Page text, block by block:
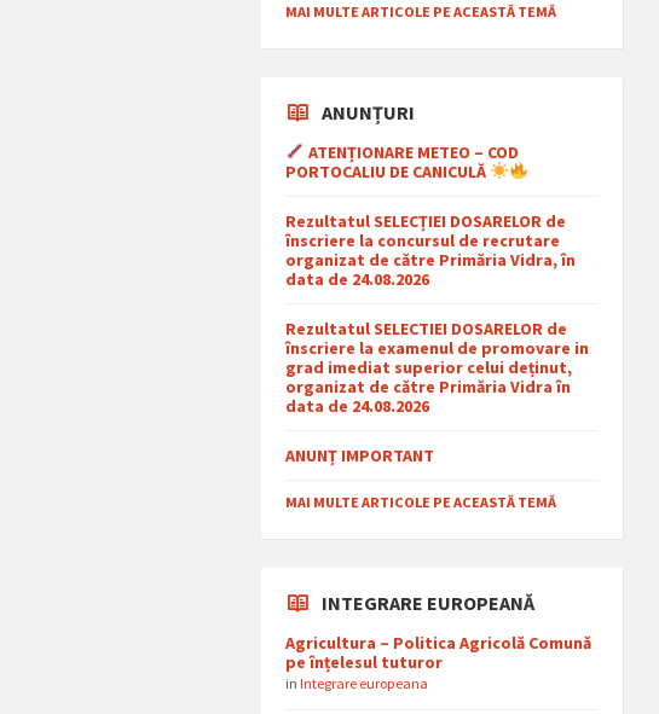
MAI MULTE ARTICOLE PE ACEASTĂ TEMĂ
ANUNȚURI
ATENȚIONARE METEO – COD
PORTOCALIU DE CANICULĂ
Rezultatul SELECȚIEI DOSARELOR de
înscriere la concursul de recrutare
organizat de către Primăria Vidra, în
data de 24.08.2026
Rezultatul SELECTIEI DOSARELOR de
înscriere la examenul de promovare in
grad imediat superior celui deținut,
organizat de către Primăria Vidra în
data de 24.08.2026
ANUNȚ IMPORTANT
MAI MULTE ARTICOLE PE ACEASTĂ TEMĂ
INTEGRARE EUROPEANĂ
Agricultura – Politica Agricolă Comună
pe înțelesul tuturor
inIntegrare europeana